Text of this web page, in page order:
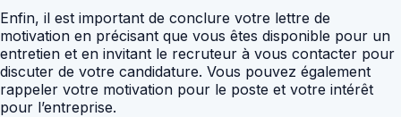
Enfin, il est important de conclure votre lettre de
motivation en précisant que vous êtes disponible pour un
entretien et en invitant le recruteur à vous contacter pour
discuter de votre candidature. Vous pouvez également
rappeler votre motivation pour le poste et votre intérêt
pour l’entreprise.